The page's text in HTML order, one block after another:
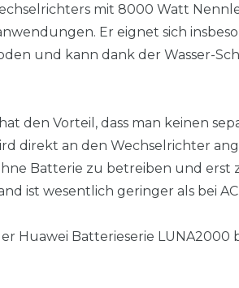
mit 8000 Watt
Er eignet sich
und kann dank der Wasser-
den Vorteil, dass man keinen
direkt an den Wechselrichter
Batterie zu betreiben und erst
ist wesentlich geringer als bei
Huawei Batterieserie LUNA2000